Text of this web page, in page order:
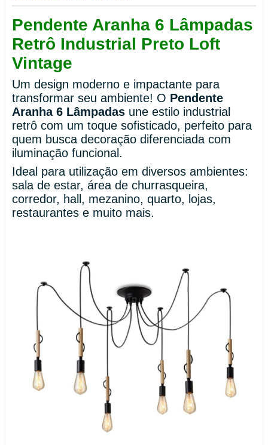
Pendente Aranha 6 Lâmpadas
Retrô Industrial Preto Loft
Vintage
Um design moderno e impactante para
transformar seu ambiente! O Pendente
Aranha 6 Lâmpadas une estilo industrial
retrô com um toque sofisticado, perfeito para
quem busca decoração diferenciada com
iluminação funcional.
Ideal para utilização em diversos ambientes:
sala de estar, área de churrasqueira,
corredor, hall, mezanino, quarto, lojas,
restaurantes e muito mais.